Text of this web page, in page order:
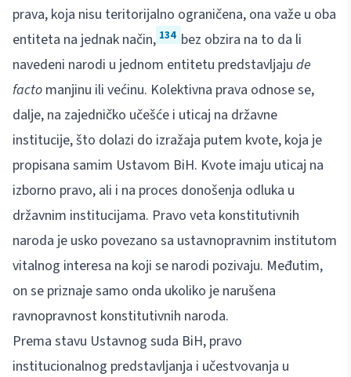
prava, koja nisu teritorijalno ograničena, ona važe u oba
entiteta na jednak način, 134 bez obzira na to da li
navedeni narodi u jednom entitetu predstavljaju de
facto manjinu ili većinu. Kolektivna prava odnose se,
dalje, na zajedničko učešće i uticaj na državne
institucije, što dolazi do izražaja putem kvote, koja je
propisana samim Ustavom BiH. Kvote imaju uticaj na
izborno pravo, ali i na proces donošenja odluka u
državnim institucijama. Pravo veta konstitutivnih
naroda je usko povezano sa ustavnopravnim institutom
vitalnog interesa na koji se narodi pozivaju. Međutim,
on se priznaje samo onda ukoliko je narušena
ravnopravnost konstitutivnih naroda.
Prema stavu Ustavnog suda BiH, pravo
institucionalnog predstavljanja i učestvovanja u